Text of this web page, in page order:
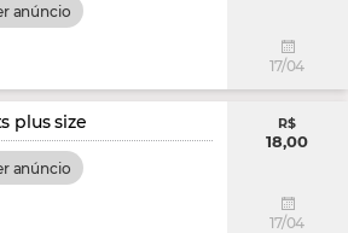
anúncio
17/04
plus size
anúncio
R$
18,00
17/04